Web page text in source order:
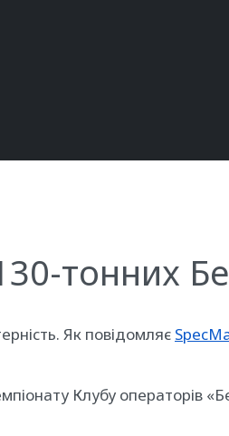
тонних
Як повідомляє
Клубу операторів